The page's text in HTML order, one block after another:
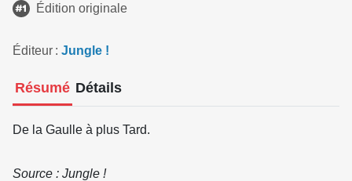
Édition originale
Éditeur Jungle !
Résumé Détails
De la Gaulle à plus Tard.
Source : Jungle !